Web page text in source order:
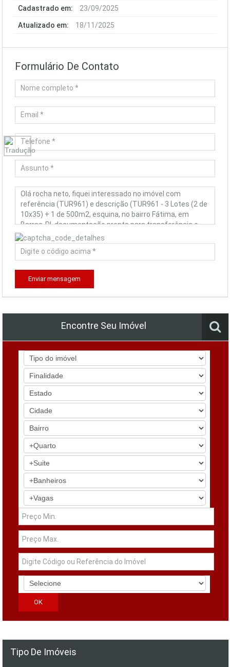
Cadastrado em: 23/09/2025
Atualizado em: 18/11/2025
Formulário De Contato
Enviar mensagem
Encontre Seu Imóvel
Tipo De Imóveis